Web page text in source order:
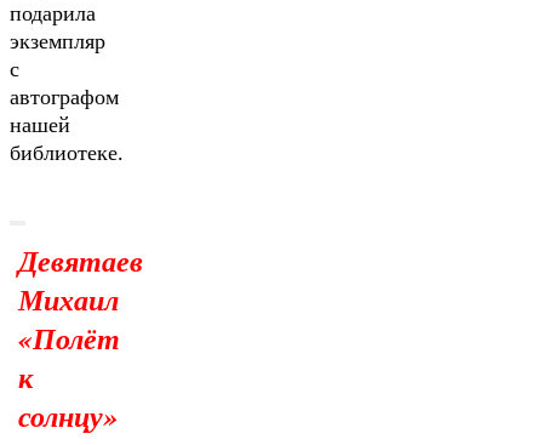
подарила
экземпляр
с
автографом
нашей
библиотеке.
Девятаев
Михаил
«Полёт
к
солнцу»